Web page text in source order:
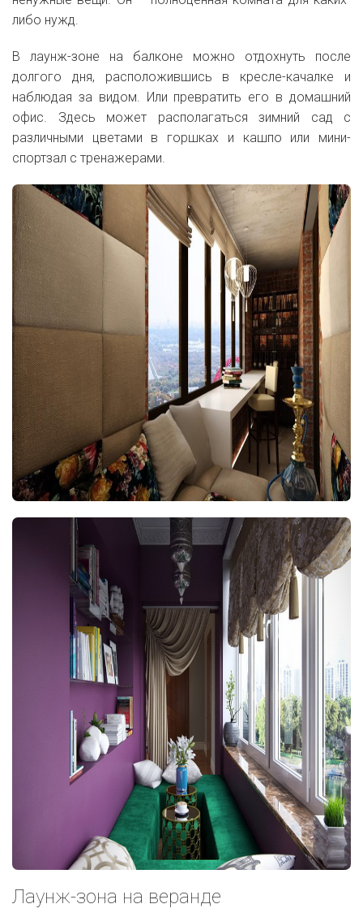
либо нужд.
В лаунж-зоне на балконе можно отдохнуть после
долгого дня, расположившись в кресле-качалке и
наблюдая за видом. Или превратить его в домашний
офис. Здесь может располагаться зимний сад с
различными цветами в горшках и кашпо или мини-
спортзал с тренажерами.
Лаунж-зона на веранде